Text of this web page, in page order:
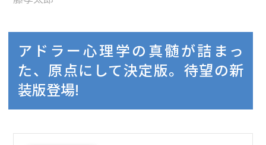
アドラー心理学の真髄が詰まっ
た、原点にして決定版。待望の新
装版登場!